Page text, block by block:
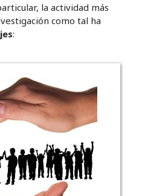
la actividad más
como tal ha
: